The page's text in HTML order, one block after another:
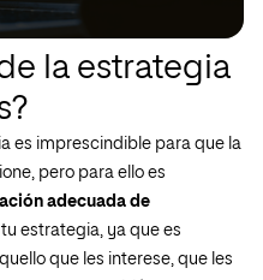
la estrategia
es imprescindible para que la
pero para ello es
adecuada de
estrategia, ya que es
que les interese, que les